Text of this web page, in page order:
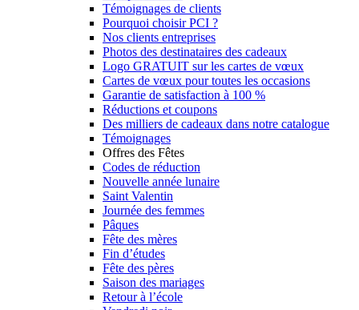
Témoignages de clients
Pourquoi choisir PCI ?
Nos clients entreprises
Photos des destinataires des cadeaux
Logo GRATUIT sur les cartes de vœux
Cartes de vœux pour toutes les occasions
Garantie de satisfaction à 100 %
Réductions et coupons
Des milliers de cadeaux dans notre catalogue
Témoignages
Offres des Fêtes
Codes de réduction
Nouvelle année lunaire
Saint Valentin
Journée des femmes
Pâques
Fête des mères
Fin d’études
Fête des pères
Saison des mariages
Retour à l’école